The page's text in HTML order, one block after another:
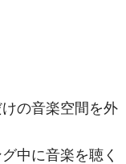
の音楽空間を外
中に音楽を聴く